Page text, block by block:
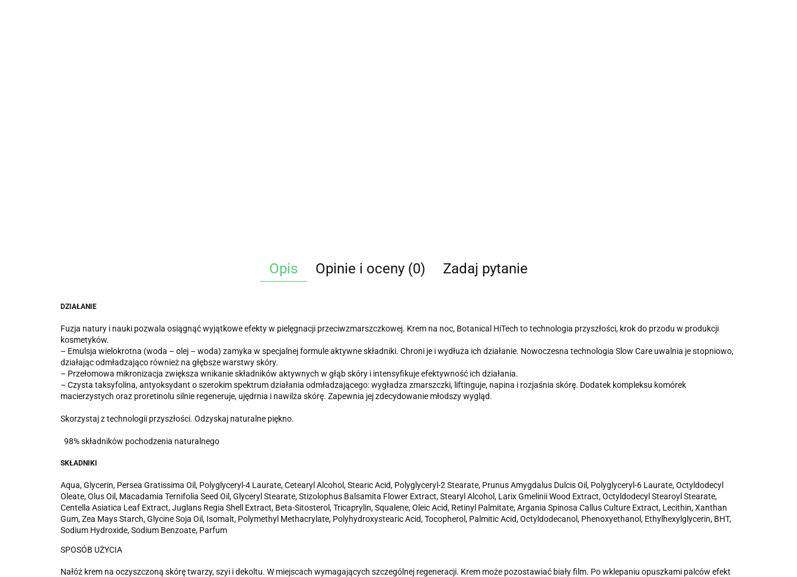
Opis Opinie i oceny (0) Zadaj pytanie
DZIAŁANIE
Fuzja natury i nauki pozwala osiągnąć wyjątkowe efekty w pielęgnacji przeciwzmarszczkowej. Krem na noc, Botanical HiTech to technologia przyszłości, krok do przodu w produkcji
kosmetyków.
– Emulsja wielokrotna (woda – olej – woda) zamyka w specjalnej formule aktywne składniki. Chroni je i wydłuża ich działanie. Nowoczesna technologia Slow Care uwalnia je stopniowo,
działając odmładzająco również na głębsze warstwy skóry.
– Przełomowa mikronizacja zwiększa wnikanie składników aktywnych w głąb skóry i intensyfikuje efektywność ich działania.
– Czysta taksyfolina, antyoksydant o szerokim spektrum działania odmładzającego: wygładza zmarszczki, liftinguje, napina i rozjaśnia skórę. Dodatek kompleksu komórek
macierzystych oraz proretinolu silnie regeneruje, ujędrnia i nawilża skórę. Zapewnia jej zdecydowanie młodszy wygląd.
Skorzystaj z technologii przyszłości. Odzyskaj naturalne piękno.
98% składników pochodzenia naturalnego
SKŁADNIKI
Aqua, Glycerin, Persea Gratissima Oil, Polyglyceryl-4 Laurate, Cetearyl Alcohol, Stearic Acid, Polyglyceryl-2 Stearate, Prunus Amygdalus Dulcis Oil, Polyglyceryl-6 Laurate, Octyldodecyl
Oleate, Olus Oil, Macadamia Ternifolia Seed Oil, Glyceryl Stearate, Stizolophus Balsamita Flower Extract, Stearyl Alcohol, Larix Gmelinii Wood Extract, Octyldodecyl Stearoyl Stearate,
Centella Asiatica Leaf Extract, Juglans Regia Shell Extract, Beta-Sitosterol, Tricaprylin, Squalene, Oleic Acid, Retinyl Palmitate, Argania Spinosa Callus Culture Extract, Lecithin, Xanthan
Gum, Zea Mays Starch, Glycine Soja Oil, Isomalt, Polymethyl Methacrylate, Polyhydroxystearic Acid, Tocopherol, Palmitic Acid, Octyldodecanol, Phenoxyethanol, Ethylhexylglycerin, BHT,
Sodium Hydroxide, Sodium Benzoate, Parfum
SPOSÓB UŻYCIA
Nałóż krem na oczyszczoną skórę twarzy, szyi i dekoltu. W miejscach wymagających szczególnej regeneracji. Krem może pozostawiać biały film. Po wklepaniu opuszkami palców efekt